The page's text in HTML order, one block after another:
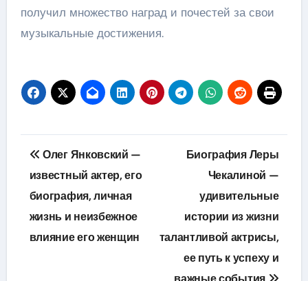
получил множество наград и почестей за свои
музыкальные достижения.
Навигация
по
записям
Олег Янковский —
известный актер, его
биография, личная
жизнь и неизбежное
влияние его женщин
Биография Леры
Чекалиной —
удивительные
истории из жизни
талантливой актрисы,
ее путь к успеху и